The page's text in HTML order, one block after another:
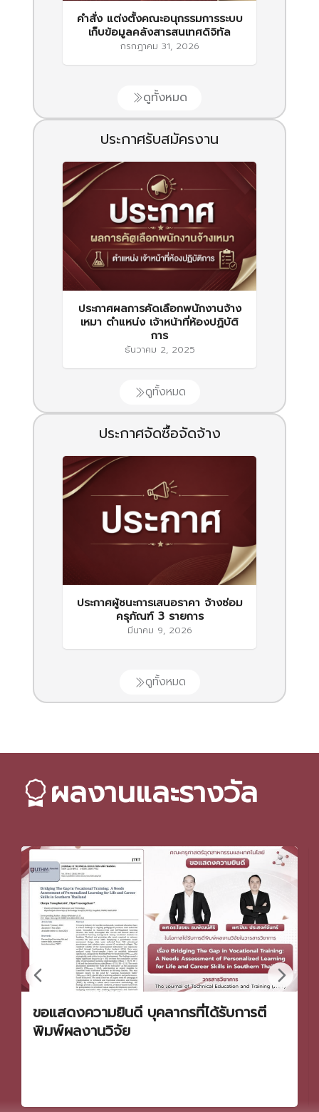
คำสั่ง แต่งตั้งคณะอนุกรรมการระบบ
เก็บข้อมูลคลังสารสนเทศดิจิทัล
กรกฎาคม 31, 2026
ดูทั้งหมด
ประกาศรับสมัครงาน
ประกาศผลการคัดเลือกพนักงานจ้าง
เหมา ตำแหน่ง เจ้าหน้าที่ห้องปฏิบัติ
การ
ธันวาคม 2, 2025
ดูทั้งหมด
ประกาศจัดซื้อจัดจ้าง
ประกาศผู้ชนะการเสนอราคา จ้างซ่อม
ครุภัณฑ์ 3 รายการ
มีนาคม 9, 2026
ดูทั้งหมด
ผลงานและรางวัล
ขอแสดงความยินดี บุคลากรที่ได้รับการตี
พิมพ์ผลงานวิจัย